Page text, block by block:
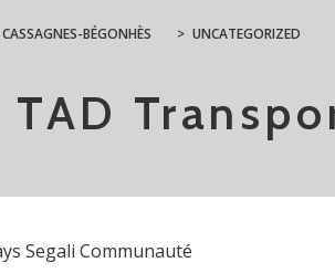
BÉGONHÈS > UNCATEGORIZED
TAD
Segali Communauté